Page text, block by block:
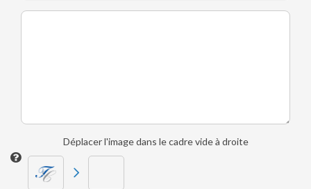
Déplacer l'image dans le cadre vide à droite